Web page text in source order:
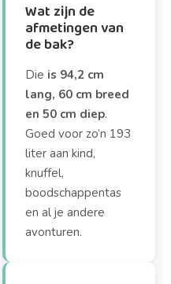
Wat zijn de
afmetingen van
de bak?
Die is 94,2 cm
lang, 60 cm breed
en 50 cm diep.
Goed voor zo’n 193
liter aan kind,
knuffel,
boodschappentas
en al je andere
avonturen.